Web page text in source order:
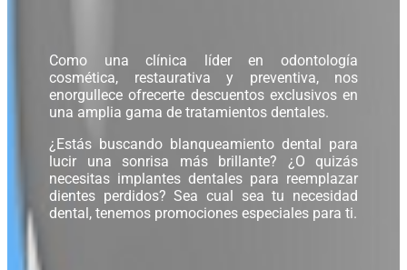
Como una clínica líder en odontología
cosmética, restaurativa y preventiva, nos
enorgullece ofrecerte descuentos exclusivos en
una amplia gama de tratamientos dentales.
¿Estás buscando blanqueamiento dental para
lucir una sonrisa más brillante? ¿O quizás
necesitas implantes dentales para reemplazar
dientes perdidos? Sea cual sea tu necesidad
dental, tenemos promociones especiales para ti.